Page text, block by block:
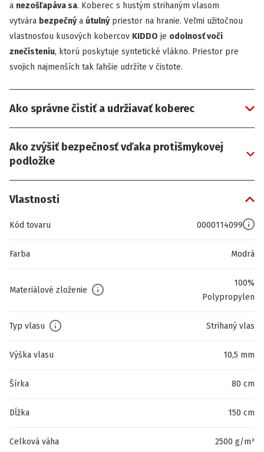
a nezošľapáva sa. Koberec s hustým strihaným vlasom
vytvára bezpečnýa útulnýpriestor na hranie. Veľmi užitočnou
vlastnosťou kusových kobercov KIDDO je odolnosť voči
znečisteniu, ktorú poskytuje syntetické vlákno. Priestor pre
svojich najmenších tak ľahšie udržíte v čistote.
Ako správne čistiť a udržiavať koberec
Ako zvýšiť bezpečnosť vďaka protišmykovej
podložke
Vlastnosti
Kód tovaru 0000114099
Farba Modrá
Materiálové zloženie
100%
Polypropylen
Typ vlasu Strihaný vlas
Výška vlasu 10,5 mm
Šírka 80 cm
Dĺžka 150 cm
Celková váha 2500 g/m²